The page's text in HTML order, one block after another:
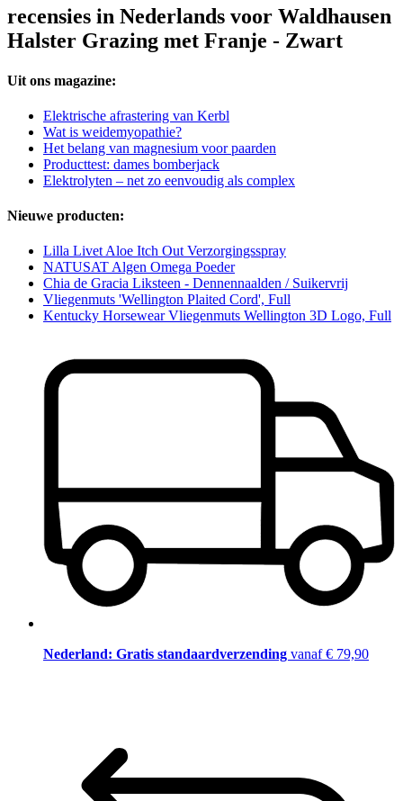
recensies in Nederlands voor Waldhausen
Halster Grazing met Franje - Zwart
Uit ons magazine:
Elektrische afrastering van Kerbl
Wat is weidemyopathie?
Het belang van magnesium voor paarden
Producttest: dames bomberjack
Elektrolyten – net zo eenvoudig als complex
Nieuwe producten:
Lilla Livet Aloe Itch Out Verzorgingsspray
NATUSAT Algen Omega Poeder
Chia de Gracia Liksteen - Dennennaalden / Suikervrij
Vliegenmuts 'Wellington Plaited Cord', Full
Kentucky Horsewear Vliegenmuts Wellington 3D Logo, Full
Nederland: Gratis standaardverzending vanaf € 79,90